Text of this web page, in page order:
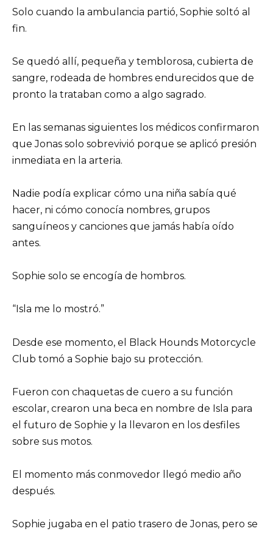
Solo cuando la ambulancia partió, Sophie soltó al
fin.
Se quedó allí, pequeña y temblorosa, cubierta de
sangre, rodeada de hombres endurecidos que de
pronto la trataban como a algo sagrado.
En las semanas siguientes los médicos confirmaron
que Jonas solo sobrevivió porque se aplicó presión
inmediata en la arteria.
Nadie podía explicar cómo una niña sabía qué
hacer, ni cómo conocía nombres, grupos
sanguíneos y canciones que jamás había oído
antes.
Sophie solo se encogía de hombros.
“Isla me lo mostró.”
Desde ese momento, el Black Hounds Motorcycle
Club tomó a Sophie bajo su protección.
Fueron con chaquetas de cuero a su función
escolar, crearon una beca en nombre de Isla para
el futuro de Sophie y la llevaron en los desfiles
sobre sus motos.
El momento más conmovedor llegó medio año
después.
Sophie jugaba en el patio trasero de Jonas, pero se